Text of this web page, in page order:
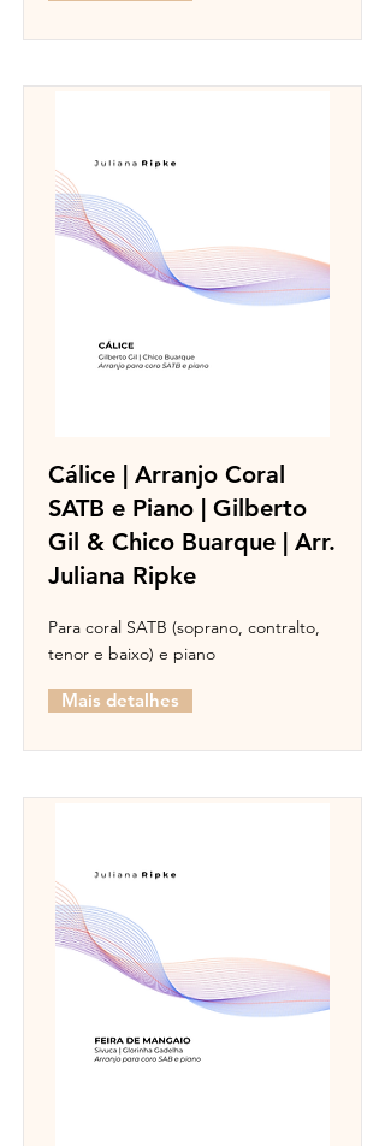
Cálice | Arranjo Coral
SATB e Piano | Gilberto
Gil & Chico Buarque | Arr.
Juliana Ripke
Para coral SATB (soprano, contralto,
tenor e baixo) e piano
Mais detalhes